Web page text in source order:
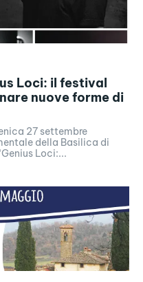
Loci: il festival
nuove forme di
27 settembre
della Basilica di
Loci:...